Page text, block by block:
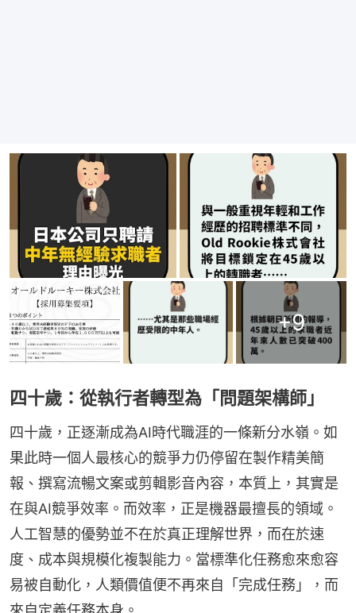
+9
四十歲：從執行者轉型為「問題架構師」
四十歲，正逐漸成為AI時代職涯的一條新分水嶺。如
果此時一個人最核心的競爭力仍停留在製作精美簡
報、撰寫流暢文案或剪輯影音內容，本質上，其實是
在與AI競爭效率。而效率，正是機器最擅長的領域。
人工智慧的優勢並不在於真正理解世界，而在於速
度、成本與規模化複製能力。當標準化任務愈來愈容
易被自動化，人類價值便不再來自「完成任務」，而